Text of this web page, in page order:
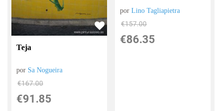
Teja
por Sa Nogueira
€167.00
€91.85
porLino Tagliapietra
€157.00
€86.35